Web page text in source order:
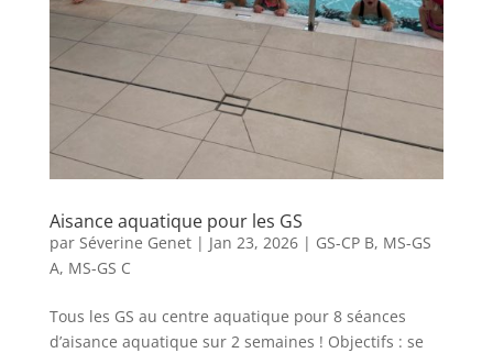
Aisance aquatique pour les GS
par Séverine Genet| Jan 23, 2026| GS-CP B, MS-GS
A, MS-GS C
Tous les GS au centre aquatique pour 8 séances
d’aisance aquatique sur 2 semaines ! Objectifs : se